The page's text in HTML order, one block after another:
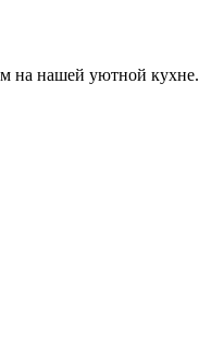
на нашей уютной кухне.